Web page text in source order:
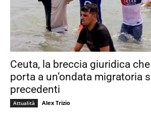
Ceuta, la breccia giuridica
porta a un’ondata migratoria
precedenti
Attualità Alex Trizio